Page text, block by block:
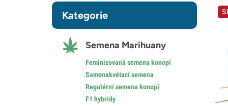
Kategorie
Semena Marihuany
Feminizovaná semena konopí
Samonakvétací semena
Regulérní semena konopí
F1 hybridy